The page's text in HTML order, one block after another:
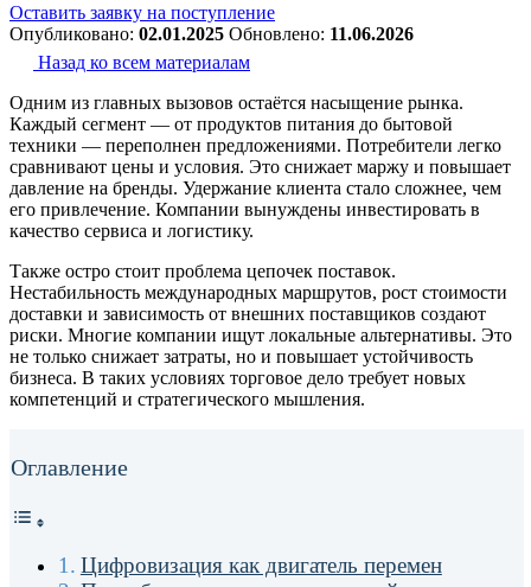
Оставить заявку на поступление
Опубликовано: 02.01.2025 Обновлено: 11.06.2026
Назад ко всем материалам
Одним из главных вызовов остаётся насыщение рынка.
Каждый сегмент — от продуктов питания до бытовой
техники — переполнен предложениями. Потребители легко
сравнивают цены и условия. Это снижает маржу и повышает
давление на бренды. Удержание клиента стало сложнее, чем
его привлечение. Компании вынуждены инвестировать в
качество сервиса и логистику.
Также остро стоит проблема цепочек поставок.
Нестабильность международных маршрутов, рост стоимости
доставки и зависимость от внешних поставщиков создают
риски. Многие компании ищут локальные альтернативы. Это
не только снижает затраты, но и повышает устойчивость
бизнеса. В таких условиях торговое дело требует новых
компетенций и стратегического мышления.
Оглавление
Цифровизация как двигатель перемен